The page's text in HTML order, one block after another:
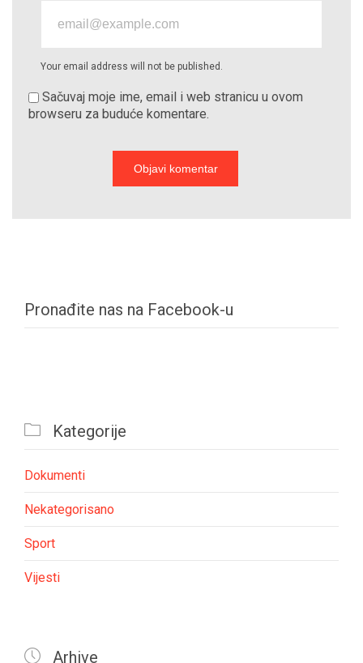
Your email address will not be published.
Sačuvaj moje ime, email i web stranicu u ovom
browseru za buduće komentare.
Pronađite nas na Facebook-u
 Kategorije
Dokumenti
Nekategorisano
Sport
Vijesti
 Arhive